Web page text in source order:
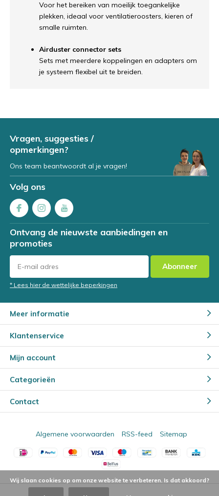
Voor het bereiken van moeilijk toegankelijke
plekken, ideaal voor ventilatieroosters, kieren of
smalle ruimten.
Airduster connector sets
Sets met meerdere koppelingen en adapters om
je systeem flexibel uit te breiden.
Vragen, suggesties /
opmerkingen?
Ons team beantwoordt al je vragen!
Volg ons
Ontvang de nieuwste aanbiedingen en
promoties
Abonneer
* Lees hier de wettelijke beperkingen
Meer informatie
Klantenservice
Mijn account
Categorieën
Contact
Algemene voorwaarden RSS-feed Sitemap
Wij slaan cookies op om onze website te verbeteren. Is dat akkoord?